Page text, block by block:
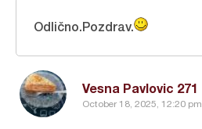
Vesna Pavlovic 271
October 18, 2025, 12:20 pm
Odlično.Pozdrav.